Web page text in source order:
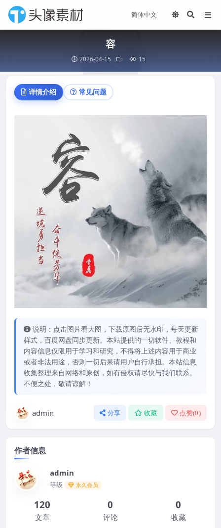
容
2026-04-15 15
详情介绍 常见问题
说明：点击图片看大图，下载原图后无水印，每天更新
样式，百度网盘同步更新。本站提供的一切软件、教程和
内容信息仅限用于学习和研究，不得将上述内容用于商业
或者非法用途，否则一切后果请用户自行承担。本站信息
收集整理来自网络和原创，如有侵权请尽快与我们联系。
不便之处，敬请谅解！
admin 分享 收藏 点赞(0)
作者信息
admin
等级 永久会员
120
文章
0
评论
0
收藏